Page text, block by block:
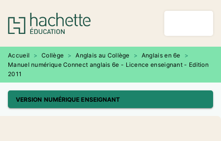
MENU RECHERCHE
PIED DE PAGE
Accueil > Collège > Anglais au Collège > Anglais en 6e
>
Manuel numérique Connect anglais 6e - Licence enseignant - Edition
2011
VERSION NUMÉRIQUE ENSEIGNANT